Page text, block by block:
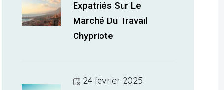
Expatriés Sur Le
Marché Du Travail
Chypriote
24 février 2025